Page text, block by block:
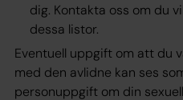
dig. Kontakta oss om du
dessa listor.
Eventuell uppgift om att du
med den avlidne kan ses
personuppgift om din